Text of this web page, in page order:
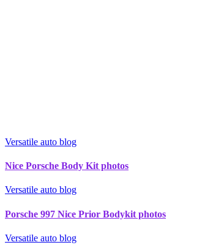
Versatile auto blog
Nice Porsche Body Kit photos
Versatile auto blog
Porsche 997 Nice Prior Bodykit photos
Versatile auto blog